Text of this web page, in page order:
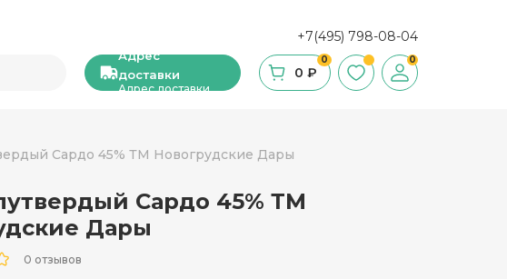
+7(495) 798-08-04
Адрес
доставки
Адрес доставки
0
0 ₽
0
Сардо 45% ТМ Новогрудские Дары
Сардо 45% ТМ
Дары
0 отзывов
Каши, сухие завтраки, мюсли
Кофе